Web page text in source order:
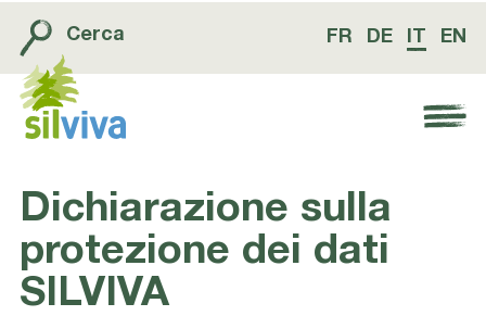
Cerca FR DE IT EN
Navigation öffnen bzw. schliessen
Dichiarazione sulla
protezione dei dati
SILVIVA